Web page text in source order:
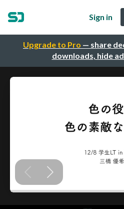
Upgrade to Pro — share
downloads, hide
Sign in